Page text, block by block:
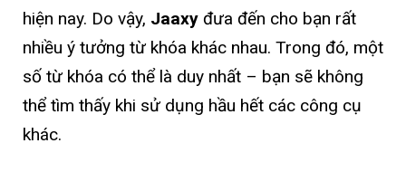
hiện nay. Do vậy, Jaaxy đưa đến cho bạn rất
nhiều ý tưởng từ khóa khác nhau. Trong đó, một
số từ khóa có thể là duy nhất – bạn sẽ không
thể tìm thấy khi sử dụng hầu hết các công cụ
khác.